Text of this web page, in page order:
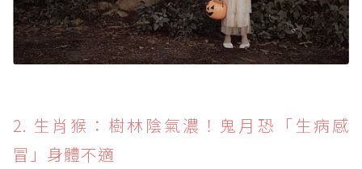
2. 生肖猴：樹林陰氣濃！鬼月恐「生病感
冒」身體不適